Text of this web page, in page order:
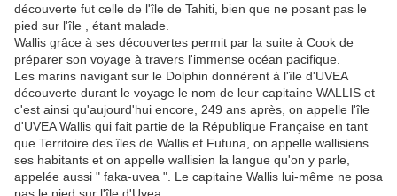
découverte fut celle de l'île de Tahiti, bien que ne posant pas le
pied sur l'île , étant malade.
Wallis grâce à ses découvertes permit par la suite à Cook de
préparer son voyage à travers l'immense océan pacifique.
Les marins navigant sur le Dolphin donnèrent à l'île d'UVEA
découverte durant le voyage le nom de leur capitaine WALLIS et
c'est ainsi qu'aujourd'hui encore, 249 ans après, on appelle l'île
d'UVEA Wallis qui fait partie de la République Française en tant
que Territoire des îles de Wallis et Futuna, on appelle wallisiens
ses habitants et on appelle wallisien la langue qu'on y parle,
appelée aussi " faka-uvea ". Le capitaine Wallis lui-même ne posa